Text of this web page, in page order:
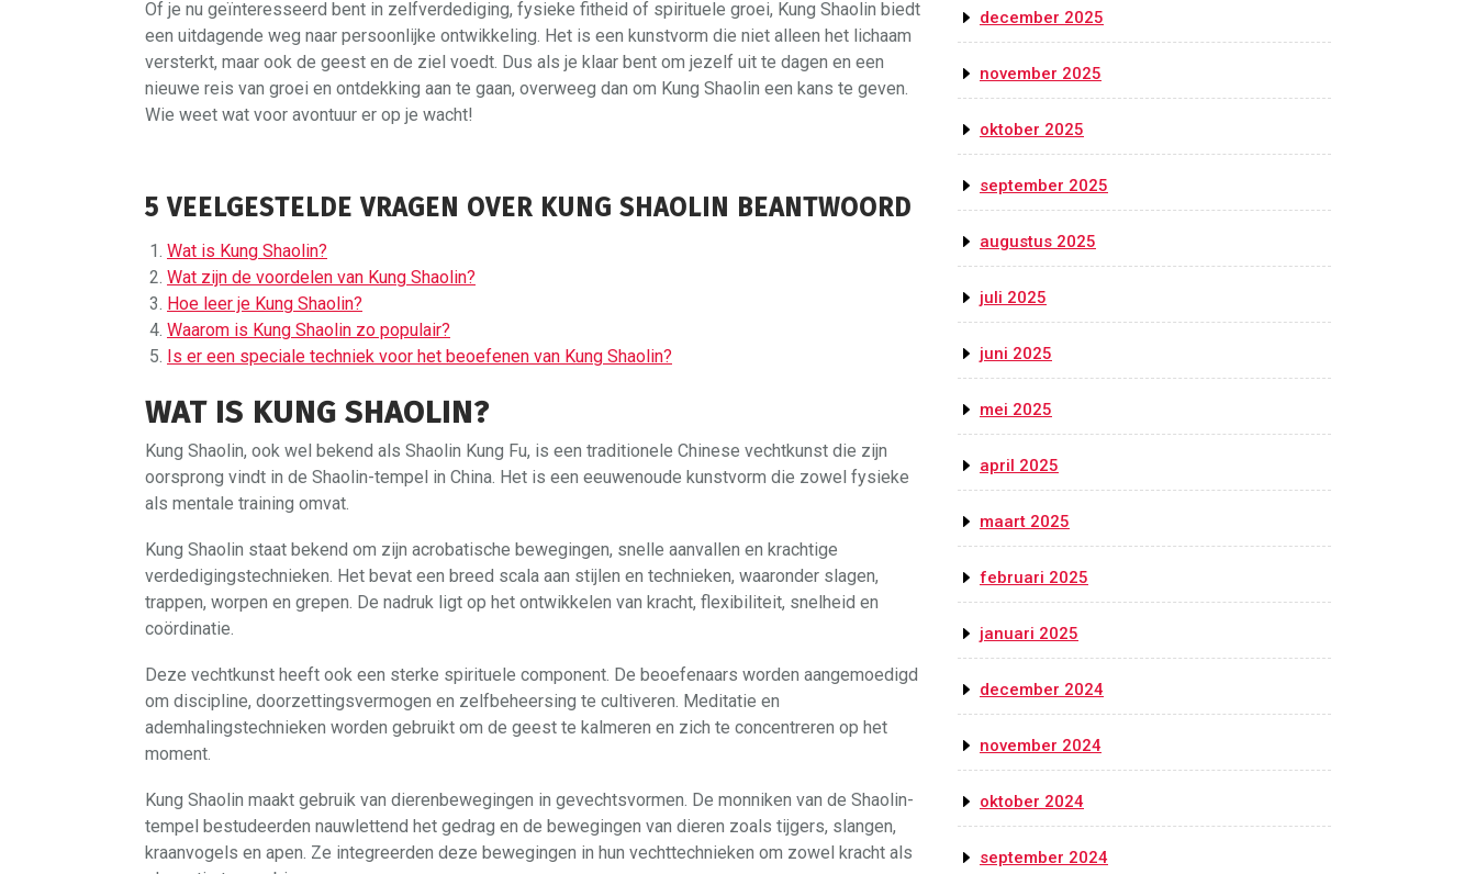
Of je nu geïnteresseerd bent in zelfverdediging, fysieke fitheid of spirituele groei, Kung Shaolin biedt
een uitdagende weg naar persoonlijke ontwikkeling. Het is een kunstvorm die niet alleen het lichaam
versterkt, maar ook de geest en de ziel voedt. Dus als je klaar bent om jezelf uit te dagen en een
nieuwe reis van groei en ontdekking aan te gaan, overweeg dan om Kung Shaolin een kans te geven.
Wie weet wat voor avontuur er op je wacht!
5 VEELGESTELDE VRAGEN OVER KUNG SHAOLIN BEANTWOORD
Wat is Kung Shaolin?
Wat zijn de voordelen van Kung Shaolin?
Hoe leer je Kung Shaolin?
Waarom is Kung Shaolin zo populair?
Is er een speciale techniek voor het beoefenen van Kung Shaolin?
WAT IS KUNG SHAOLIN?
Kung Shaolin, ook wel bekend als Shaolin Kung Fu, is een traditionele Chinese vechtkunst die zijn
oorsprong vindt in de Shaolin-tempel in China. Het is een eeuwenoude kunstvorm die zowel fysieke
als mentale training omvat.
Kung Shaolin staat bekend om zijn acrobatische bewegingen, snelle aanvallen en krachtige
verdedigingstechnieken. Het bevat een breed scala aan stijlen en technieken, waaronder slagen,
trappen, worpen en grepen. De nadruk ligt op het ontwikkelen van kracht, flexibiliteit, snelheid en
coördinatie.
Deze vechtkunst heeft ook een sterke spirituele component. De beoefenaars worden aangemoedigd
om discipline, doorzettingsvermogen en zelfbeheersing te cultiveren. Meditatie en
ademhalingstechnieken worden gebruikt om de geest te kalmeren en zich te concentreren op het
moment.
Kung Shaolin maakt gebruik van dierenbewegingen in gevechtsvormen. De monniken van de Shaolin-
tempel bestudeerden nauwlettend het gedrag en de bewegingen van dieren zoals tijgers, slangen,
kraanvogels en apen. Ze integreerden deze bewegingen in hun vechttechnieken om zowel kracht als
december 2025
november 2025
oktober 2025
september 2025
augustus 2025
juli 2025
juni 2025
mei 2025
april 2025
maart 2025
februari 2025
januari 2025
december 2024
november 2024
oktober 2024
september 2024